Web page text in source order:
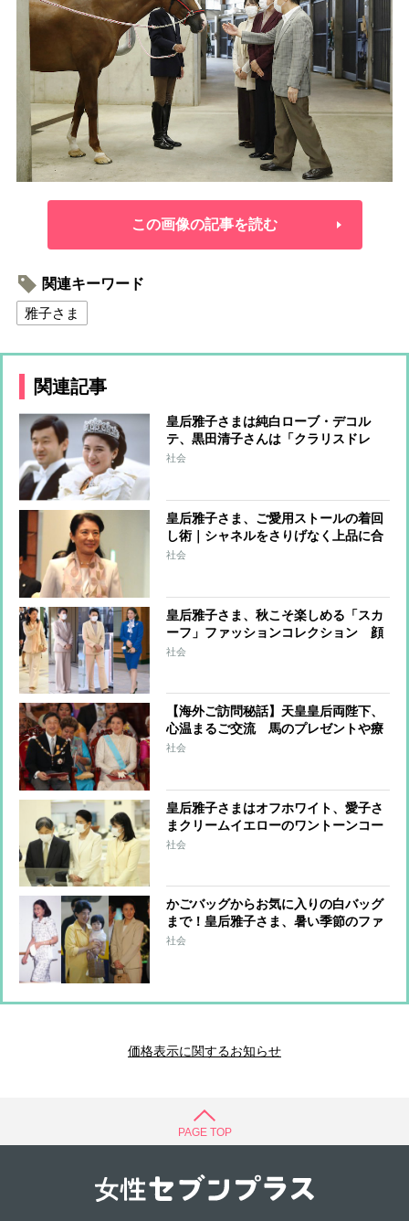
この画像の記事を読む
関連キーワード
雅子さま
関連記事
皇后雅子さまは純白ローブ・デコル
テ、黒田清子さんは「クラリスドレ
ス」と話題に 女性皇族の華麗な
社会
皇后雅子さま、ご愛用ストールの着回
し術｜シャネルをさりげなく上品に合
わせるコーデ
社会
皇后雅子さま、秋こそ楽しめる「スカ
ーフ」ファッションコレクション 顔
映えよく華やかに
社会
【海外ご訪問秘話】天皇皇后両陛下、
心温まるご交流 馬のプレゼントや療
養中の雅子さまを気遣ったご招待も
社会
皇后雅子さまはオフホワイト、愛子さ
まクリームイエローのワントーンコー
デ【ご家族で工芸品の作品展へ】
社会
かごバッグからお気に入りの白バッグ
まで！皇后雅子さま、暑い季節のファ
ッションを格上げする「おしゃれバッ
社会
価格表示に関するお知らせ
PAGE TOP